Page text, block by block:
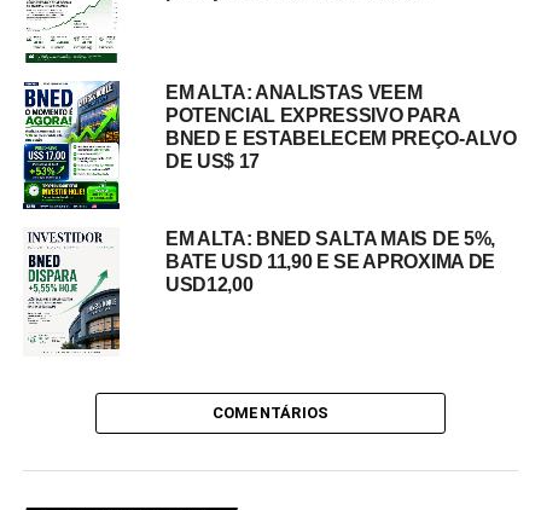
EM ALTA: ANALISTAS VEEM
POTENCIAL EXPRESSIVO PARA
BNED E ESTABELECEM PREÇO-ALVO
DE US$ 17
EM ALTA: BNED SALTA MAIS DE 5%,
BATE USD 11,90 E SE APROXIMA DE
USD12,00
COMENTÁRIOS